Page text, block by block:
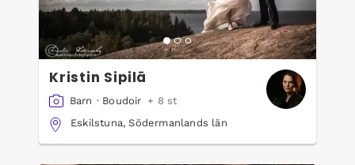
Kristin Sipilä
Barn · Boudoir + 8 st
Eskilstuna, Södermanlands län